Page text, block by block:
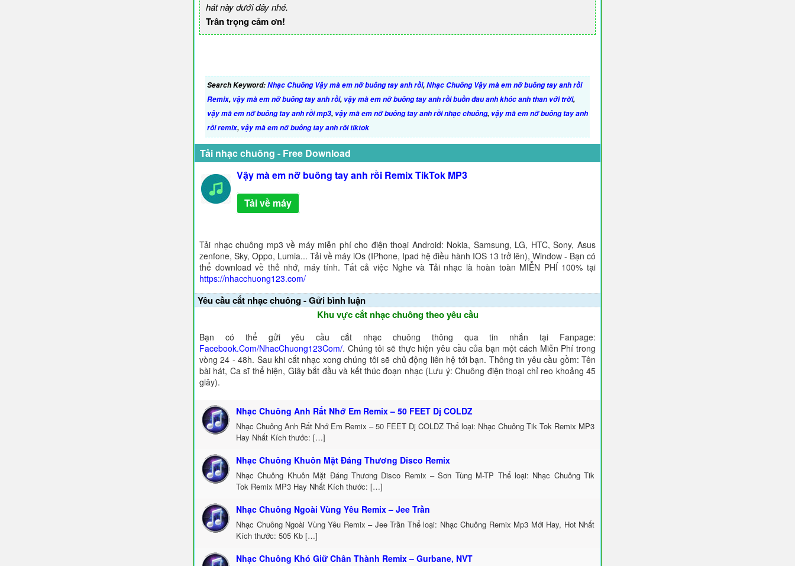
hát này dưới đây nhé.
Trân trọng cảm ơn!
Search Keyword:Nhạc Chuông Vậy mà em nỡ buông tay anh rồi,Nhạc Chuông Vậy mà em nỡ buông tay anh rồi
Remix, vậy mà em nỡ buông tay anh rồi, vậy mà em nỡ buông tay anh rồi buồn đau anh khóc anh than với trời,
vậy mà em nỡ buông tay anh rồi mp3, vậy mà em nỡ buông tay anh rồi nhạc chuông, vậy mà em nỡ buông tay anh
rồi remix, vậy mà em nỡ buông tay anh rồi tiktok
Tải nhạc chuông - Free Download
Vậy mà em nỡ buông tay anh rồi Remix TikTok MP3
Tải về máy
Tải nhạc chuông mp3 về máy miễn phí cho điện thoại Android: Nokia, Samsung, LG, HTC, Sony, Asus
zenfone, Sky, Oppo, Lumia... Tải về máy iOs (IPhone, Ipad hệ điều hành IOS 13 trở lên), Window - Bạn có
thể download về thẻ nhớ, máy tính. Tất cả việc Nghe và Tải nhạc là hoàn toàn MIỄN PHÍ 100% tại
https://nhacchuong123.com/
Yêu cầu cắt nhạc chuông - Gửi bình luận
Khu vực cắt nhạc chuông theo yêu cầu
Bạn có thể gửi yêu cầu cắt nhạc chuông thông qua tin nhắn tại Fanpage:
Facebook.Com/NhacChuong123Com/. Chúng tôi sẽ thực hiện yêu cầu của bạn một cách Miễn Phí trong
vòng 24 - 48h. Sau khi cắt nhạc xong chúng tôi sẽ chủ động liên hệ tới bạn. Thông tin yêu cầu gồm: Tên
bài hát, Ca sĩ thể hiện, Giây bắt đầu và kết thúc đoạn nhạc (Lưu ý: Chuông điện thoại chỉ reo khoảng 45
giây).
Nhạc Chuông Anh Rất Nhớ Em Remix – 50 FEET Dj COLDZ
Nhạc Chuông Anh Rất Nhớ Em Remix – 50 FEET Dj COLDZ Thể loại: Nhạc Chuông Tik Tok Remix MP3
Hay Nhất Kích thước: […]
Nhạc Chuông Khuôn Mặt Đáng Thương Disco Remix
Nhạc Chuông Khuôn Mặt Đáng Thương Disco Remix – Sơn Tùng M-TP Thể loại: Nhạc Chuông Tik
Tok Remix MP3 Hay Nhất Kích thước: […]
Nhạc Chuông Ngoài Vùng Yêu Remix – Jee Trần
Nhạc Chuông Ngoài Vùng Yêu Remix – Jee Trần Thể loại: Nhạc Chuông Remix Mp3 Mới Hay, Hot Nhất
Kích thước: 505 Kb […]
Nhạc Chuông Khó Giữ Chân Thành Remix – Gurbane, NVT